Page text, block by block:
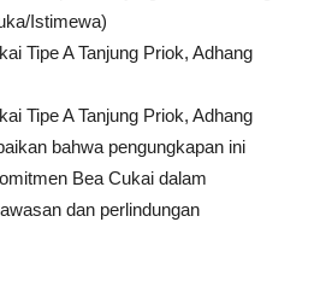
Tipe A Tanjung Priok, Adhang
Tipe A Tanjung Priok, Adhang
bahwa pengungkapan ini
Bea Cukai dalam
dan perlindungan